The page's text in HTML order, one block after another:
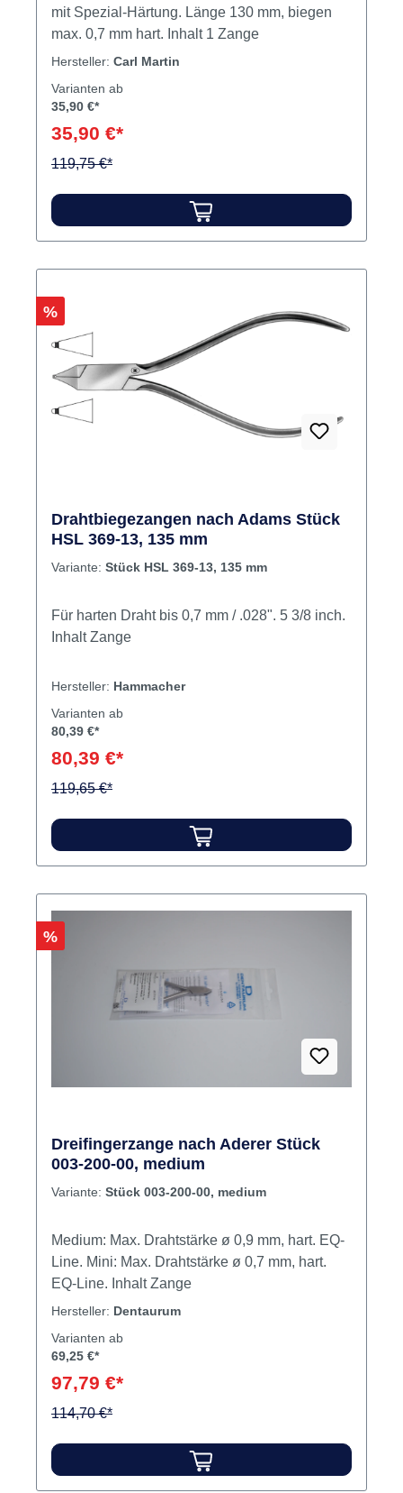
mit Spezial-Härtung. Länge 130 mm, biegen
max. 0,7 mm hart. Inhalt 1 Zange
Hersteller: Carl Martin
Varianten ab
35,90 €*
35,90 €*
119,75 €*
Rabatt
%
Drahtbiegezangen nach Adams Stück
HSL 369-13, 135 mm
Variante: Stück HSL 369-13, 135 mm
Für harten Draht bis 0,7 mm / .028". 5 3/8 inch.
Inhalt Zange
Hersteller: Hammacher
Varianten ab
80,39 €*
80,39 €*
119,65 €*
Rabatt
%
Dreifingerzange nach Aderer Stück
003-200-00, medium
Variante: Stück 003-200-00, medium
Medium: Max. Drahtstärke ø 0,9 mm, hart. EQ-
Line. Mini: Max. Drahtstärke ø 0,7 mm, hart.
EQ-Line. Inhalt Zange
Hersteller: Dentaurum
Varianten ab
69,25 €*
97,79 €*
114,70 €*